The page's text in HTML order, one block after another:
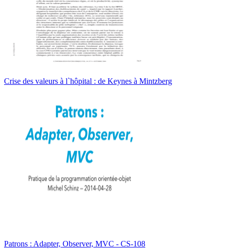
Crise des valeurs à l`hôpital : de Keynes à Mintzberg
Patrons : Adapter, Observer, MVC - CS-108